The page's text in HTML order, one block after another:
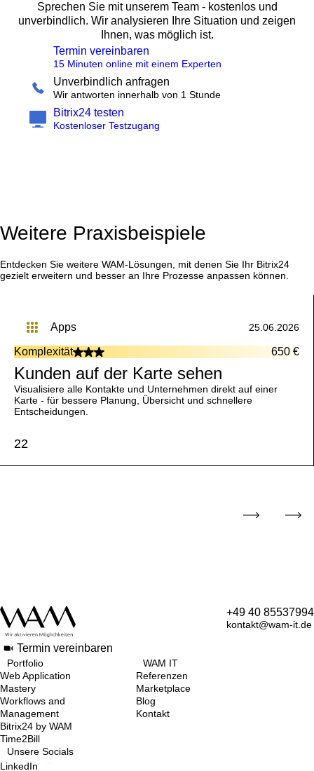
Sprechen Sie mit unserem Team - kostenlos und
unverbindlich. Wir analysieren Ihre Situation und zeigen
Ihnen, was möglich ist.
Termin vereinbaren
15 Minuten online mit einem Experten
Unverbindlich anfragen
Wir antworten innerhalb von 1 Stunde
Bitrix24 testen
Kostenloser Testzugang
Weitere Praxisbeispiele
Entdecken Sie weitere WAM-Lösungen, mit denen Sie Ihr Bitrix24
gezielt erweitern und besser an Ihre Prozesse anpassen können.
apps 25.06.2026
Komplexität 650 €
Kunden auf der Karte sehen
Visualisiere alle Kontakte und Unternehmen direkt auf einer
Karte - für bessere Planung, Übersicht und schnellere
Entscheidungen.
22
+49 40 85537994
kontakt@wam-it.de
Termin vereinbaren
Portfolio
Web Application
Mastery
Workflows and
Management
Bitrix24 by WAM
Time2Bill
WAM IT
Referenzen
Marketplace
Blog
Kontakt
Unsere Socials
LinkedIn